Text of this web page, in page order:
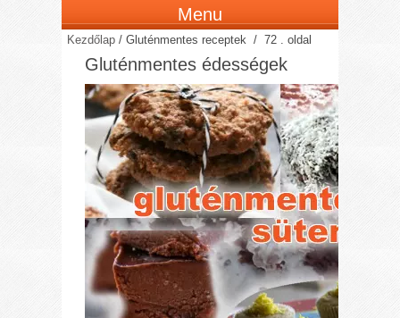
Menu
Kezdőlap /Gluténmentes receptek / 72 . oldal
Gluténmentes édességek